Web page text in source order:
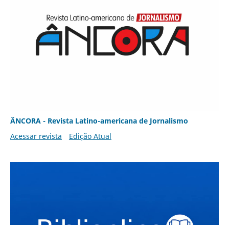
ÂNCORA - Revista Latino-americana de Jornalismo
Acessar revista
Edição Atual